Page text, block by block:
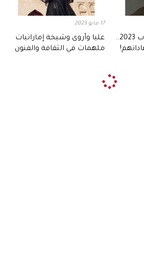
جائزة الشيخ زايد للكتاب 2023..
17 مايو 2023
عليا وأروى وشيخة إماراتيات
ملهمات في الثقافة والفنون